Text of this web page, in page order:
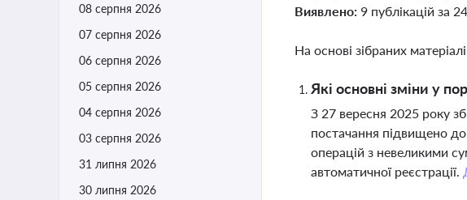
08 серпня 2026
07 серпня 2026
06 серпня 2026
05 серпня 2026
04 серпня 2026
03 серпня 2026
31 липня 2026
30 липня 2026
Виявлено: 9 публікацій за
На основі зібраних
Які основні зміни у
З 27 вересня 2025 року
постачання підвищено
операцій з невеликими
автоматичної реєстрації.